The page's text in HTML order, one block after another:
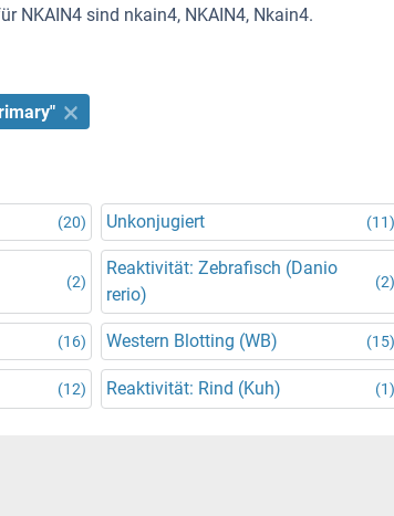
NKAIN4 sind nkain4, NKAIN4, Nkain4.
(20) Unkonjugiert (11)
(2)
Reaktivität: Zebrafisch (Danio
rerio)
(2)
(16) Western Blotting (WB) (15)
(12) Reaktivität: Rind (Kuh) (1)